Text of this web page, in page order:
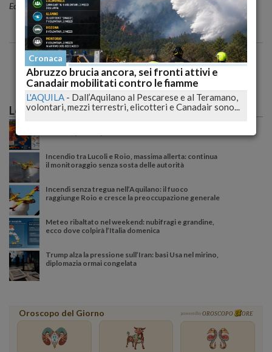
Ecco le sue dichiarazioni.
Le più lette
Incendio tra Lucoli e Roio, massima allerta: continua
il monitoraggio senza sosta delle autorità
Incendi senza tregua nell’Aquilano: il fuoco
raggiunge Roio e cresce la preoccupazione generale
Meteo ribaltato nel weekend: nubifragi e grandine,
ecco dove colpirà l’Italia domenica
Trump alza la pressione sull’Iran: basi Usa nel mirino,
diplomazia ormai congelata
Oroscopo del Giorno powered by OROSCOPO ORE
Cronaca
Abruzzo brucia ancora, sei fronti attivi e
Canadair mobilitati contro le fiamme
L'AQUILA - Dall’Aquilano al Pescarese e al Teramano,
volontari, mezzi terrestri, elicotteri e Canadair sono...